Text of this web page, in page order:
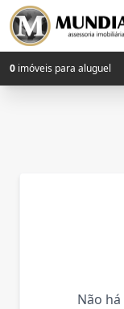
0 imóveis para aluguel
Não há